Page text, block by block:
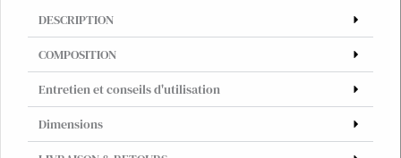
DESCRIPTION
COMPOSITION
Entretien et conseils d'utilisation
Dimensions